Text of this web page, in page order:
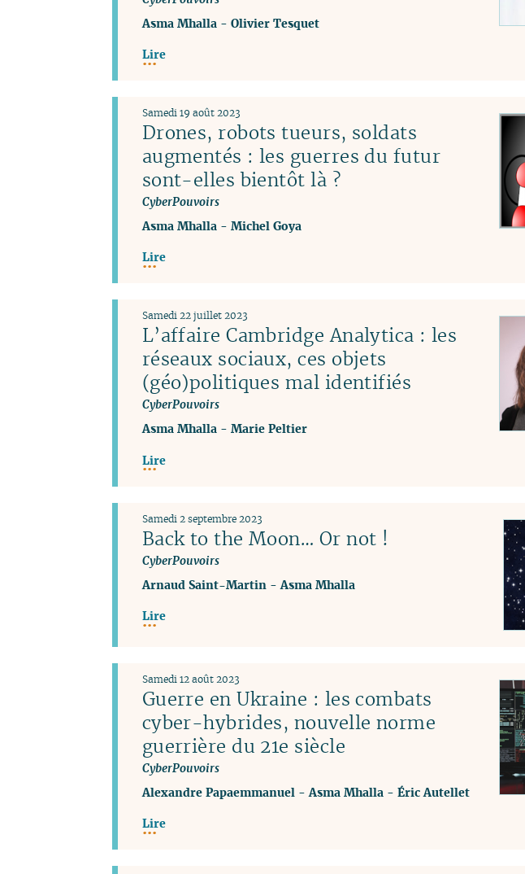
Asma Mhalla- Olivier Tesquet
Lire
Drones, robots tueurs, soldats
augmentés : les guerres du futur
sont-elles bientôt là ?
CyberPouvoirs
Samedi 19 août 2023
Asma Mhalla- Michel Goya
Lire
L’affaire Cambridge Analytica : les
réseaux sociaux, ces objets
(géo)politiques mal identifiés
CyberPouvoirs
Samedi 22 juillet 2023
Asma Mhalla- Marie Peltier
Lire
Back to the Moon… Or not !
CyberPouvoirs
Samedi 2 septembre 2023
Arnaud Saint-Martin - Asma Mhalla
Lire
Guerre en Ukraine : les combats
cyber-hybrides, nouvelle norme
guerrière du 21e siècle
CyberPouvoirs
Samedi 12 août 2023
Alexandre Papaemmanuel - Asma Mhalla - Éric Autellet
Lire